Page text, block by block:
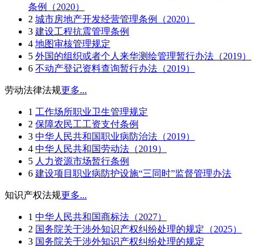
条例（2020）
2 城市房地产开发经营管理条例（2020）
3 建设工程抗震管理条例
4 地图审核管理规定
5 外国的组织或者个人来华测绘管理暂行办法（2019）
6 不动产登记资料查询暂行办法（2019）
劳动法律法规更多...
1 工作场所职业卫生管理规定
2 保障农民工工资支付条例
3 中华人民共和国职业病防治法（2019）
4 中华人民共和国劳动法（2019）
5 人力资源市场暂行条例
6 建设项目职业病防护设施“三同时”监督管理办法
知识产权法规更多...
1 中华人民共和国商标法（2027）
2 国务院关于涉外知识产权纠纷处理的规定（2025）
3 国务院关于涉外知识产权纠纷处理的规定